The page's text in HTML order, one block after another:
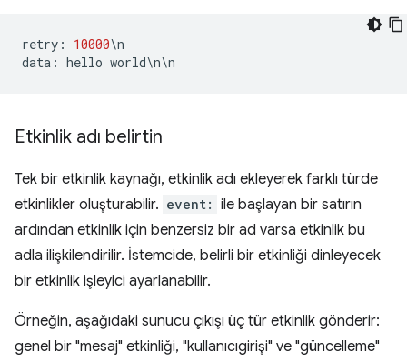
retry : 10000\n
data : hello world\n\n
Etkinlik adı belirtin
Tek bir etkinlik kaynağı, etkinlik adı ekleyerek farklı türde
etkinlikler oluşturabilir. event: ile başlayan bir satırın
ardından etkinlik için benzersiz bir ad varsa etkinlik bu
adla ilişkilendirilir. İstemcide, belirli bir etkinliği dinleyecek
bir etkinlik işleyici ayarlanabilir.
Örneğin, aşağıdaki sunucu çıkışı üç tür etkinlik gönderir:
genel bir "mesaj" etkinliği, "kullanıcıgirişi" ve "güncelleme"